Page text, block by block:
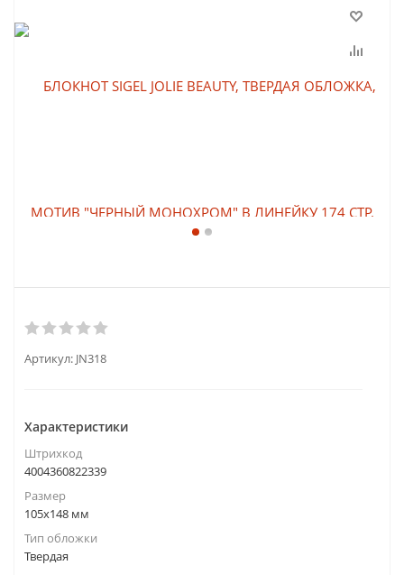
Артикул: JN318
Характеристики
Штрихкод
4004360822339
Размер
105х148 мм
Тип обложки
Твердая